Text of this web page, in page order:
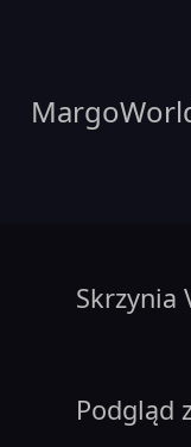
Skrzynia
Podgląd